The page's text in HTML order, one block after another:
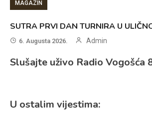
MAGAZIN
SUTRA PRVI DAN TURNIRA U
6. Augusta 2026. Admin
Slušajte uživo Radio Vogošća
U ostalim vijestima: